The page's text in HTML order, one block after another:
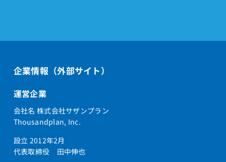
企業情報（外部サイト）
運営企業
会社名 株式会社サザンプラン
Thousandplan, Inc.
設立 2012年2月
代表取締役 田中伸也